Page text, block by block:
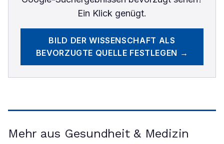
Ein Klick genügt.
BILD DER WISSENSCHAFT ALS
BEVORZUGTE QUELLE FESTLEGEN →
Mehr aus Gesundheit & Medizin